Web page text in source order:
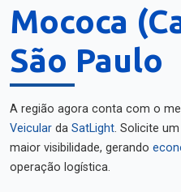
Mococa
São Paulo
A região agora conta com o
Veicular da SatLight. Solicite um
maior visibilidade, gerando
operação logística.